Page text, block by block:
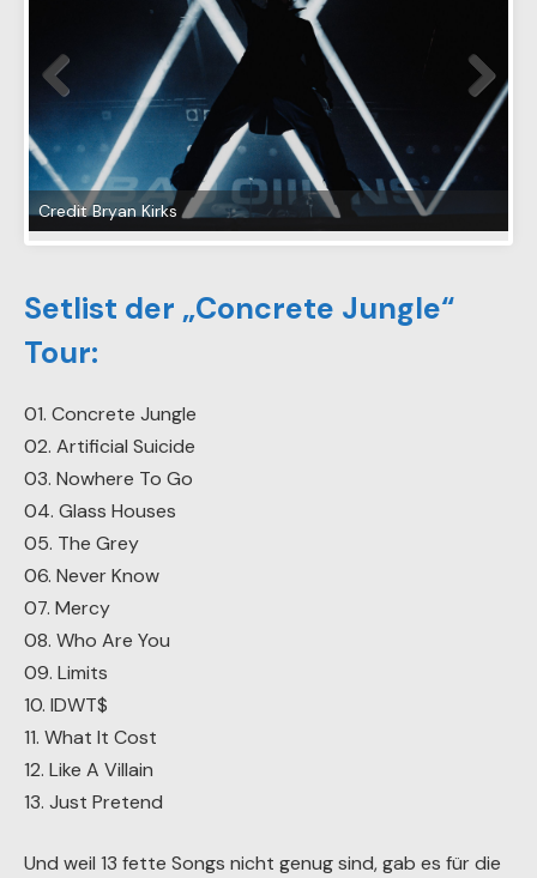
Credit Bryan Kirks
Setlist der „Concrete Jungle“
Tour:
01. Concrete Jungle
02. Artificial Suicide
03. Nowhere To Go
04. Glass Houses
05. The Grey
06. Never Know
07. Mercy
08. Who Are You
09. Limits
10. IDWT$
11. What It Cost
12. Like A Villain
13. Just Pretend
Und weil 13 fette Songs nicht genug sind, gab es für die